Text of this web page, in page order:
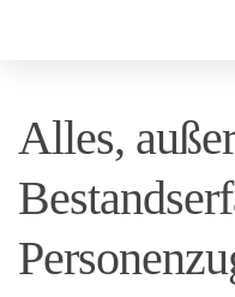
links
navigation
Skip
content
Alles,